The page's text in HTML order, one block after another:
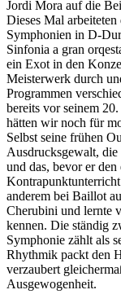
Jordi Mora auf die
Dieses Mal
Symphonien in D-
Sinfonia a gran
ein Exot in den
Meisterwerk durch
Programmen
bereits vor seinem
hätten wir noch für
Selbst seine frühen
Ausdrucksgewalt,
und das, bevor er
anderem bei Baillot
Cherubini und lernte
kennen. Die ständig
Symphonie zählt als
Rhythmik packt den
verzaubert
Ausgewogenheit.